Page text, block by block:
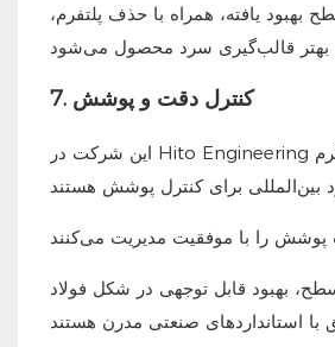
بهبود یافته، همراه با حذف پلتفرم،
7. کنترل دقت و پوشش
این شرکت در Hito Engineering بر دستیابی به نتایج دقیق پوشش‌دهی با سطوح بالای ثبات تمرکز دارد. این شرکت خطوط گالوانیزه گرم
بهبود قابل توجهی در شکل فولاد